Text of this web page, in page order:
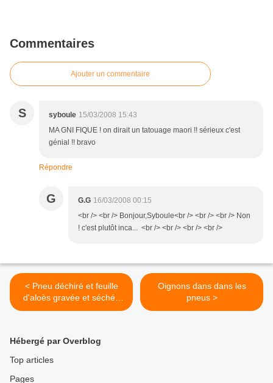
Commentaires
Ajouter un commentaire
S syboule 15/03/2008 15:43
MA GNI FIQUE ! on dirait un tatouage maori !! sérieux c'est
génial !! bravo
Répondre
G G.G 16/03/2008 00:15
<br /> <br /> Bonjour,Syboule<br /> <br /> <br /> Non
! c'est plutôt inca... <br /> <br /> <br /> <br />
< Pneu déchiré et feuille
d'aloès gravée et séchée
(Pascal Simonet)
Oignons dans dans les
pneus >
Hébergé par Overblog
Top articles
Pages